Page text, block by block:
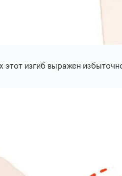
этот изгиб выражен